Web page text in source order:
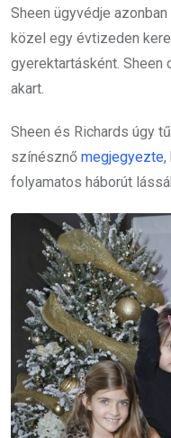
Sheen ügyvédje
közel egy évtizeden
gyerektartásként. Sheen
akart.
Sheen és Richards úgy
színésznő megjegyezte,
folyamatos háborút